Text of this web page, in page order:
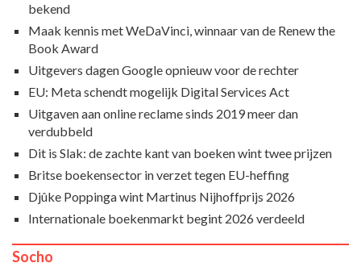
bekend
Maak kennis met WeDaVinci, winnaar van de Renew the
Book Award
Uitgevers dagen Google opnieuw voor de rechter
EU: Meta schendt mogelijk Digital Services Act
Uitgaven aan online reclame sinds 2019 meer dan
verdubbeld
Dit is Slak: de zachte kant van boeken wint twee prijzen
Britse boekensector in verzet tegen EU-heffing
Djûke Poppinga wint Martinus Nijhoffprijs 2026
Internationale boekenmarkt begint 2026 verdeeld
Socho